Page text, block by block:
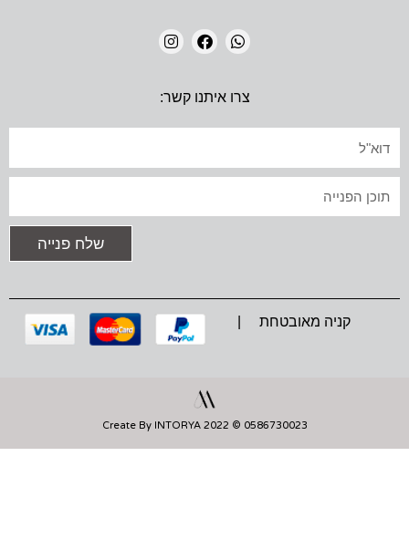
H
A
P
P
A
C
O
K
N
S
R
A
צרו איתנו קשר:
שלח פנייה
קניה מאובטחת |
0586730023 © 2022 Create By INTORYA